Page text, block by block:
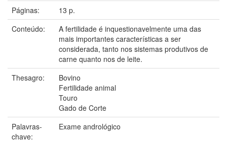
Páginas:
13 p.
Conteúdo:
A fertilidade é inquestionavelmente uma das
mais importantes características a ser
considerada, tanto nos sistemas produtivos de
carne quanto nos de leite.
Thesagro:
Bovino
Fertilidade animal
Touro
Gado de Corte
Palavras-
chave:
Exame andrológico